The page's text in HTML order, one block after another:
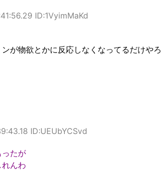
ID:1VyimMaKd
が物欲とかに反応しなくなってるだけやろ
ID:UEUbYCSvd
たが
んわ